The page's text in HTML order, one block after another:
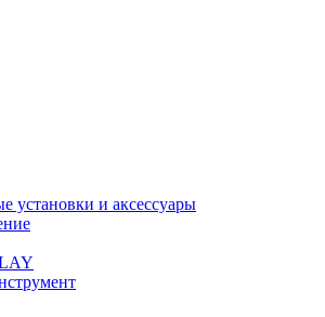
установки и аксессуары